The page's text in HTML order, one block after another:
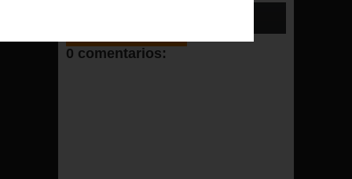
FACEBOOK
0 comentarios: